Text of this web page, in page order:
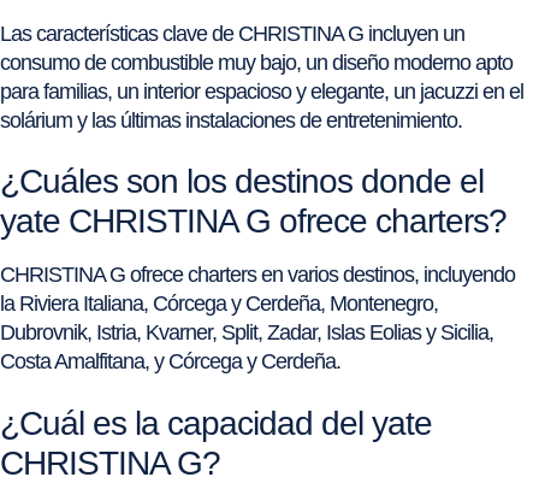
Las características clave de CHRISTINA G incluyen un
consumo de combustible muy bajo, un diseño moderno apto
para familias, un interior espacioso y elegante, un jacuzzi en el
solárium y las últimas instalaciones de entretenimiento.
¿Cuáles son los destinos donde el
yate CHRISTINA G ofrece charters?
CHRISTINA G ofrece charters en varios destinos, incluyendo
la Riviera Italiana, Córcega y Cerdeña, Montenegro,
Dubrovnik, Istria, Kvarner, Split, Zadar, Islas Eolias y Sicilia,
Costa Amalfitana, y Córcega y Cerdeña.
¿Cuál es la capacidad del yate
CHRISTINA G?